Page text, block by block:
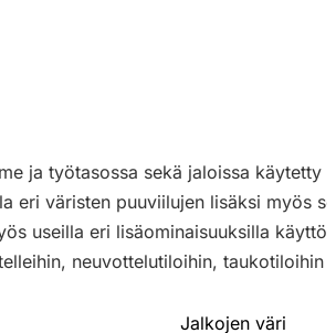
ja työtasossa sekä jaloissa käytetty
eri väristen puuviilujen lisäksi myös
useilla eri lisäominaisuuksilla
neuvottelutiloihin, taukotiloihin
Jalkojen väri